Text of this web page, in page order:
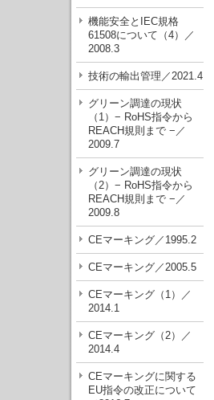
機能安全とIEC規格
61508について（4）／
2008.3
技術の輸出管理／2021.4
グリーン調達の現状
（1）− RoHS指令から
REACH規則まで −／
2009.7
グリーン調達の現状
（2）− RoHS指令から
REACH規則まで −／
2009.8
CEマーキング／1995.2
CEマーキング／2005.5
CEマーキング（1）／
2014.1
CEマーキング（2）／
2014.4
CEマーキングに関する
EU指令の改正について